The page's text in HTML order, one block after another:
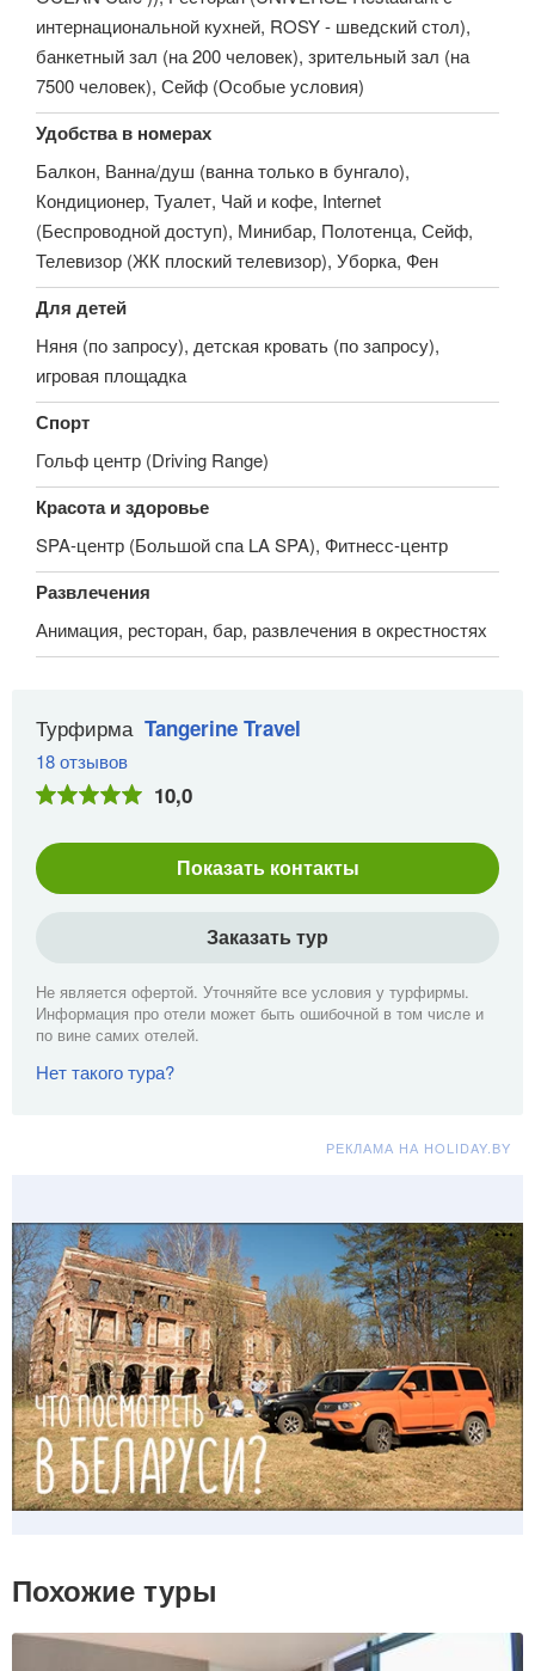
интернациональной кухней, ROSY - шведский стол),
банкетный зал (на 200 человек), зрительный зал (на
7500 человек), Сейф (Особые условия)
Удобства в номерах
Балкон, Ванна/душ (ванна только в бунгало),
Кондиционер, Туалет, Чай и кофе, Internet
(Беспроводной доступ), Минибар, Полотенца, Сейф,
Телевизор (ЖК плоский телевизор), Уборка, Фен
Для детей
Няня (по запросу), детская кровать (по запросу),
игровая площадка
Спорт
Гольф центр (Driving Range)
Красота и здоровье
SPA-центр (Большой спа LA SPA), Фитнесс-центр
Развлечения
Анимация, ресторан, бар, развлечения в окрестностях
Турфирма Tangerine Travel
18 отзывов
10,0
Показать контакты
Заказать тур
Не является офертой. Уточняйте все условия у турфирмы.
Информация про отели может быть ошибочной в том числе и
по вине самих отелей.
Нет такого тура?
РЕКЛАМА НА HOLIDAY.BY
Похожие туры